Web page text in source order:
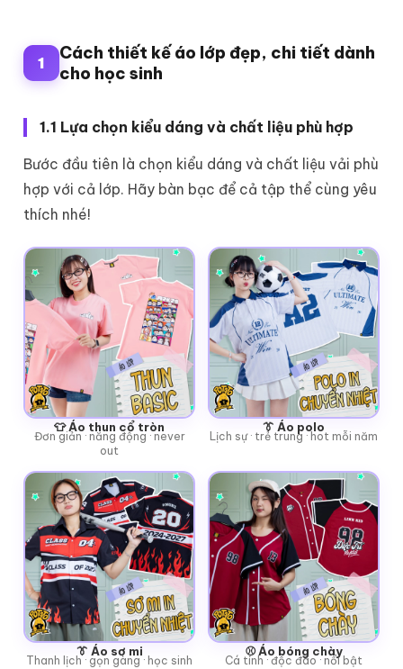
1
Cách thiết kế áo lớp đẹp, chi tiết dành
cho học sinh
1.1 Lựa chọn kiểu dáng và chất liệu phù hợp
Bước đầu tiên là chọn kiểu dáng và chất liệu vải phù
hợp với cả lớp. Hãy bàn bạc để cả tập thể cùng yêu
thích nhé!
👕 Áo thun cổ tròn
Đơn giản · năng động · never
out
👔 Áo polo
Lịch sự · trẻ trung · hot mỗi năm
👔 Áo sơ mi
Thanh lịch · gọn gàng · học sinh
⚾ Áo bóng chày
Cá tính · độc đáo · nổi bật